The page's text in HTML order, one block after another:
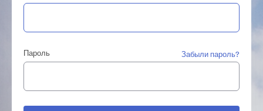
Пароль Забыли пароль?